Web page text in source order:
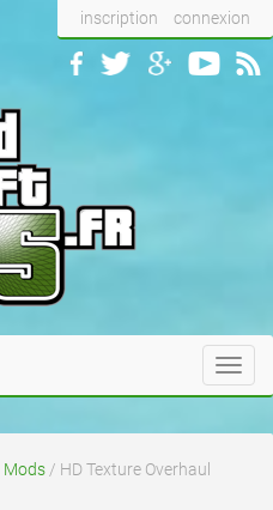
inscription connexion
Mods / HD Texture Overhaul